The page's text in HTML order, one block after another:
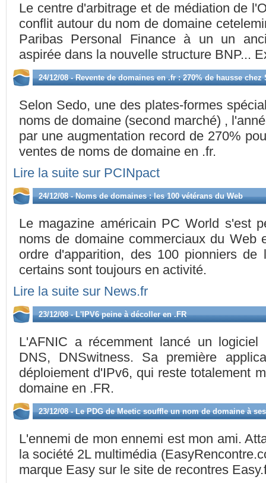
Le centre d'arbitrage et de médiation de
conflit autour du nom de domaine
Paribas Personal Finance à un un
aspirée dans la nouvelle structure BNP...
24/12/08 - Revente de domaines en .fr : 270% de hausse chez
Selon Sedo, une des plates-formes
noms de domaine (second marché) ,
par une augmentation record de 270%
ventes de noms de domaine en .fr.
Lire la suite sur PCINpact
24/12/08 - Noms de domaines : les 100 vétérans du Web
Le magazine américain PC World s'est
noms de domaine commerciaux du Web
ordre d'apparition, des 100 pionniers de
certains sont toujours en activité.
Lire la suite sur News.fr
23/12/08 - L'IPV6 peine à décoller en .FR
L'AFNIC a récemment lancé un logiciel
DNS, DNSwitness. Sa première
déploiement d'IPv6, qui reste totalement
domaine en .FR.
23/12/08 - Le PDG de Meetic souffle un nom de domaine à
L'ennemi de mon ennemi est mon ami.
la société 2L multimédia
marque Easy sur le site de recontres